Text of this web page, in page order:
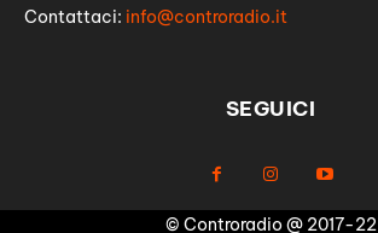
Contattaci: info@controradio.it
SEGUICI
© Controradio @ 2017-22